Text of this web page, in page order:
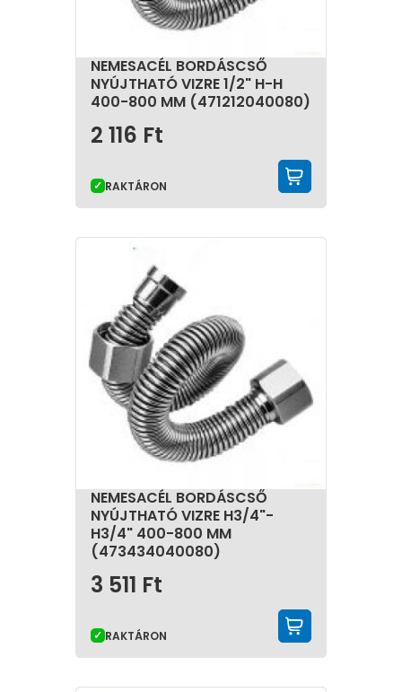
NEMESACÉL BORDÁSCSŐ
NYÚJTHATÓ VIZRE 1/2" H-H
400-800 MM (471212040080)
2 116 Ft
RAKTÁRON
NEMESACÉL BORDÁSCSŐ
NYÚJTHATÓ VIZRE H3/4"-
H3/4" 400-800 MM
(473434040080)
3 511 Ft
RAKTÁRON